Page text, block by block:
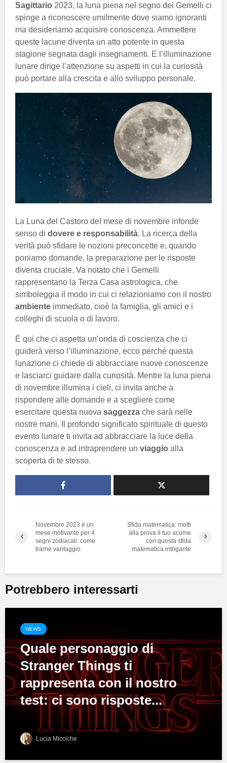
Sagittario 2023, la luna piena nel segno dei Gemelli ci
spinge a riconoscere umilmente dove siamo ignoranti
ma desideriamo acquisire conoscenza. Ammettere
queste lacune diventa un atto potente in questa
stagione segnata dagli insegnamenti. E l’illuminazione
lunare dirige l’attenzione su aspetti in cui la curiosità
può portare alla crescita e allo sviluppo personale.
La Luna del Castoro del mese di novembre infonde
senso di dovere e responsabilità. La ricerca della
verità può sfidare le nozioni preconcette e, quando
poniamo domande, la preparazione per le risposte
diventa cruciale. Va notato che i Gemelli
rappresentano la Terza Casa astrologica, che
simboleggia il modo in cui ci relazioniamo con il nostro
ambiente immediato, cioè la famiglia, gli amici e i
colleghi di scuola o di lavoro.
È qui che ci aspetta un’onda di coscienza che ci
guiderà verso l’illuminazione, ecco perché questa
lunazione ci chiede di abbracciare nuove conoscenze
e lasciarci guidare dalla curiosità. Mentre la luna piena
di novembre illumina i cieli, ci invita anche a
rispondere alle domande e a scegliere come
esercitare questa nuova saggezza che sarà nelle
nostre mani. Il profondo significato spirituale di questo
evento lunare ti invita ad abbracciare la luce della
conoscenza e ad intraprendere un viaggio alla
scoperta di te stesso.
Novembre 2023 è un
mese motivante per 4
segni zodiacali: come
trarne vantaggio
Sfida matematica: metti
alla prova il tuo acume
con questa sfida
matematica intrigante
Potrebbero interessarti
NEWS
Quale personaggio di
Stranger Things ti
rappresenta con il nostro
test: ci sono risposte...
Lucia Micciche